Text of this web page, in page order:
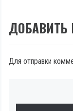
ДОБАВИТЬ
Для отправки